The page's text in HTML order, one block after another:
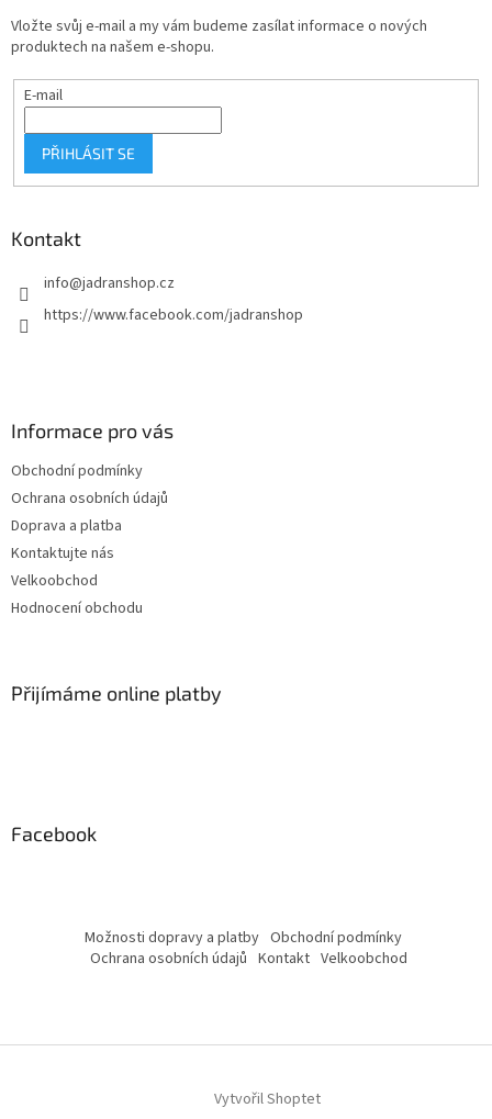
Vložte svůj e-mail a my vám budeme zasílat informace o nových
produktech na našem e-shopu.
E-mail
PŘIHLÁSIT SE
Kontakt
info@jadranshop.cz
https://www.facebook.com/jadranshop
Informace pro vás
Obchodní podmínky
Ochrana osobních údajů
Doprava a platba
Kontaktujte nás
Velkoobchod
Hodnocení obchodu
Přijímáme online platby
Facebook
Možnosti dopravy a platby Obchodní podmínky
Ochrana osobních údajů Kontakt Velkoobchod
Vytvořil Shoptet